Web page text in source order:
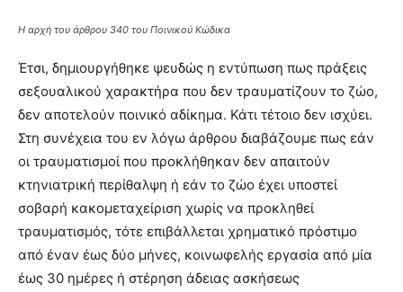
Η αρχή του άρθρου 340 του Ποινικού Κώδικα
Έτσι, δημιουργήθηκε ψευδώς η εντύπωση πως πράξεις
σεξουαλικού χαρακτήρα που δεν τραυματίζουν το ζώο,
δεν αποτελούν ποινικό αδίκημα. Κάτι τέτοιο δεν ισχύει.
Στη συνέχεια του εν λόγω άρθρου διαβάζουμε πως εάν
οι τραυματισμοί που προκλήθηκαν δεν απαιτούν
κτηνιατρική περίθαλψη ή εάν το ζώο έχει υποστεί
σοβαρή κακομεταχείριση χωρίς να προκληθεί
τραυματισμός, τότε επιβάλλεται χρηματικό πρόστιμο
από έναν έως δύο μήνες, κοινωφελής εργασία από μία
έως 30 ημέρες ή στέρηση άδειας ασκήσεως